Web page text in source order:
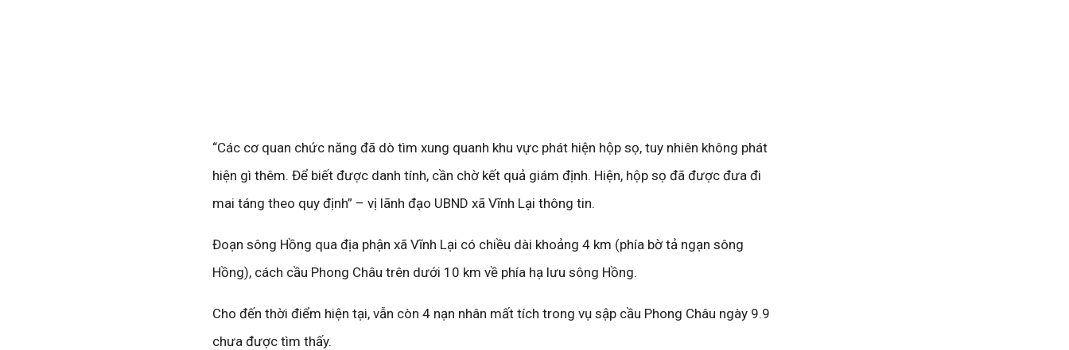
“Các cơ quan chức năng đã dò tìm xung quanh khu vực phát hiện hộp sọ, tuy nhiên không phát
hiện gì thêm. Để biết được danh tính, cần chờ kết quả giám định. Hiện, hộp sọ đã được đưa đi
mai táng theo quy định” – vị lãnh đạo UBND xã Vĩnh Lại thông tin.
Đoạn sông Hồng qua địa phận xã Vĩnh Lại có chiều dài khoảng 4 km (phía bờ tả ngạn sông
Hồng), cách cầu Phong Châu trên dưới 10 km về phía hạ lưu sông Hồng.
Cho đến thời điểm hiện tại, vẫn còn 4 nạn nhân mất tích trong vụ sập cầu Phong Châu ngày 9.9
chưa được tìm thấy.